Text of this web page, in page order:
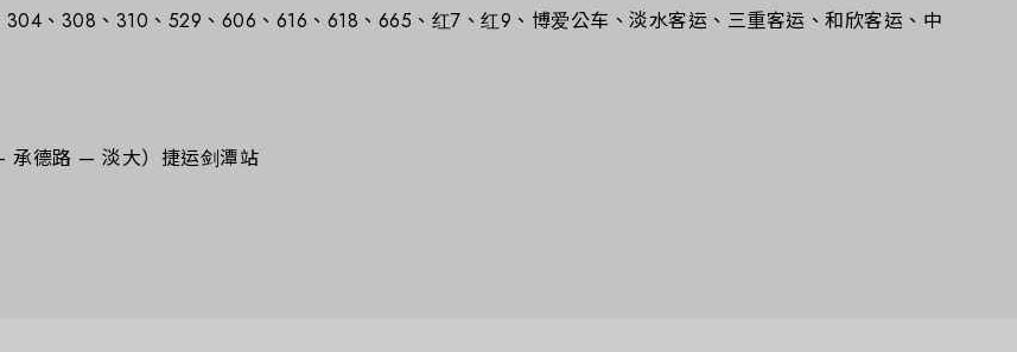
、308、310、529、606、616、618、665、红7、红9、博爱公车、淡水客运、三重客运、和欣客运、中
承德路 — 淡大）捷运剑潭站